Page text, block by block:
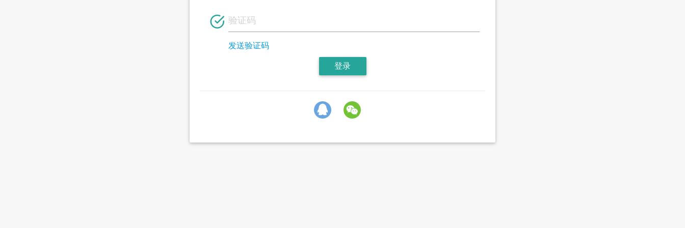
发送验证码
登录